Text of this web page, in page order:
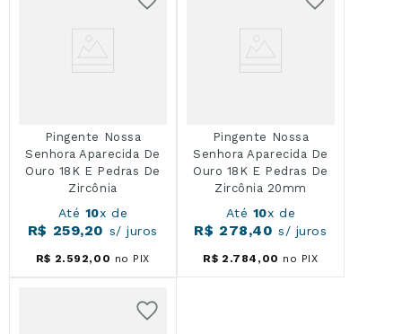
Pingente Nossa
Senhora Aparecida De
Ouro 18K E Pedras De
Zircônia
Até 10x de
R$ 259,20 s/ juros
R$ 2. 592, 00 no PIX
Pingente Nossa
Senhora Aparecida De
Ouro 18K E Pedras De
Zircônia 20mm
Até 10x de
R$ 278,40 s/ juros
R$ 2 .784 , 00 no PIX